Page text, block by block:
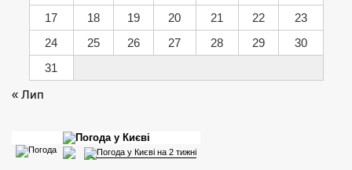
17
18 19 20 21 22
23
24
25 26 27 28 29
30
31
« Лип